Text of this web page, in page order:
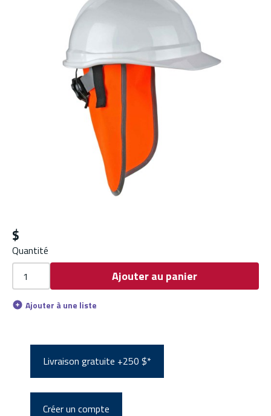
$
Quantité
Ajouter au panier
Ajouter à une liste
Livraison gratuite +250 $*
Créer un compte